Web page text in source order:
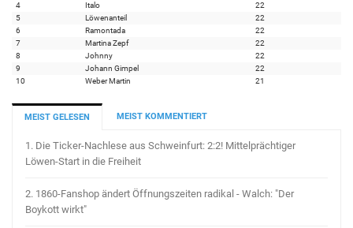
4
Italo
22
5
Löwenanteil
22
6
Ramontada
22
7
Martina Zepf
22
8
Johnny
22
9
Johann Gimpel
22
10
Weber Martin 21
MEIST GELESEN MEIST KOMMENTIERT
1. Die Ticker-Nachlese aus Schweinfurt: 2:2! Mittelprächtiger
Löwen-Start in die Freiheit
2. 1860-Fanshop ändert Öffnungszeiten radikal - Walch: "Der
Boykott wirkt"